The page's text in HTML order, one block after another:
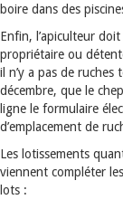
boire dans des
Enfin, l’apiculteur
propriétaire ou
il n’y a pas de ruches
décembre, que le
ligne le formulaire
d’emplacement de
Les lotissements
viennent compléter
lots :